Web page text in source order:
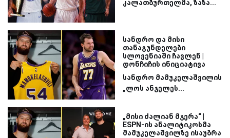
კალათბურთელმა, ზაზა...
სანდრო და მისი
თანაგუნდელები
სლოვენიაში ჩავლენ |
დონჩიჩის ინიციატივა
სანდრო მამუკელაშვილის
„ლოს ანჯელეს...
„მისი ძალიან მჯერა“ |
ESPN-ის ანალიტიკოსმა
მამუკელაშვილზე ისაუბრა